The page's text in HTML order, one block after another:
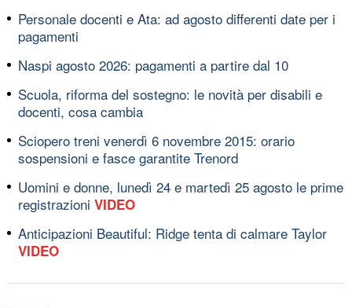
Personale docenti e Ata: ad agosto differenti date per i
pagamenti
Naspi agosto 2026: pagamenti a partire dal 10
Scuola, riforma del sostegno: le novità per disabili e
docenti, cosa cambia
Sciopero treni venerdì 6 novembre 2015: orario
sospensioni e fasce garantite Trenord
Uomini e donne, lunedì 24 e martedì 25 agosto le prime
registrazioni VIDEO
Anticipazioni Beautiful: Ridge tenta di calmare Taylor
VIDEO